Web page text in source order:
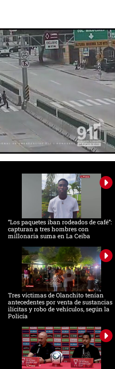
“Los paquetes iban rodeados de café”:
capturan a tres hombres con
millonaria suma en La Ceiba
Tres víctimas de Olanchito tenían
antecedentes por venta de sustancias
ilícitas y robo de vehículos, según la
Policía